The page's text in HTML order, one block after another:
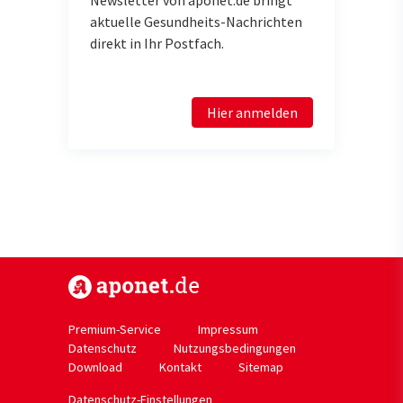
aktuelle Gesundheits-Nachrichten
direkt in Ihr Postfach.
Hier anmelden
Premium-Service
Impressum
Datenschutz
Nutzungsbedingungen
Download
Kontakt
Sitemap
Datenschutz-Einstellungen